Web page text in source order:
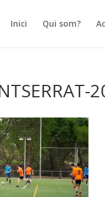
Inici Qui som?